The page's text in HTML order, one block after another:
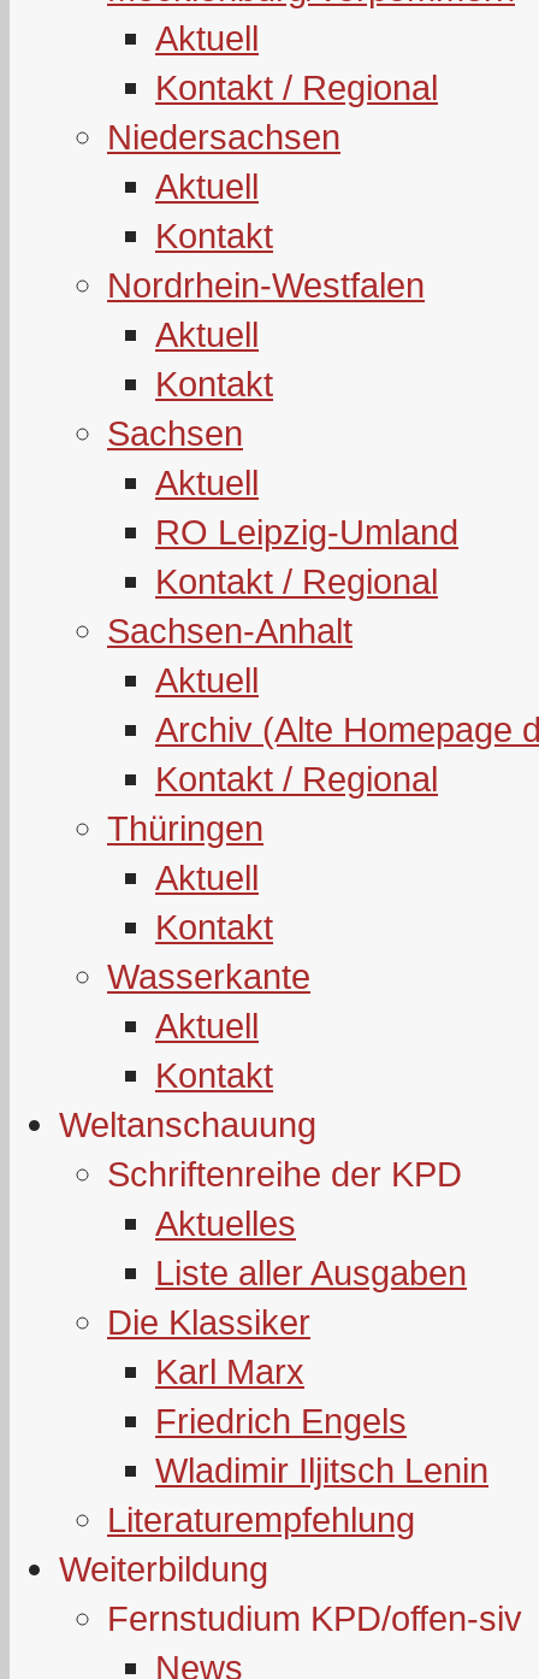
Aktuell
Kontakt / Regional
Niedersachsen
Aktuell
Kontakt
Nordrhein-Westfalen
Aktuell
Kontakt
Sachsen
Aktuell
RO Leipzig-Umland
Kontakt / Regional
Sachsen-Anhalt
Aktuell
Archiv (Alte Homepage
Kontakt / Regional
Thüringen
Aktuell
Kontakt
Wasserkante
Aktuell
Kontakt
Weltanschauung
Schriftenreihe der KPD
Aktuelles
Liste aller Ausgaben
Die Klassiker
Karl Marx
Friedrich Engels
Wladimir Iljitsch Lenin
Literaturempfehlung
Weiterbildung
Fernstudium KPD/offen-siv
News